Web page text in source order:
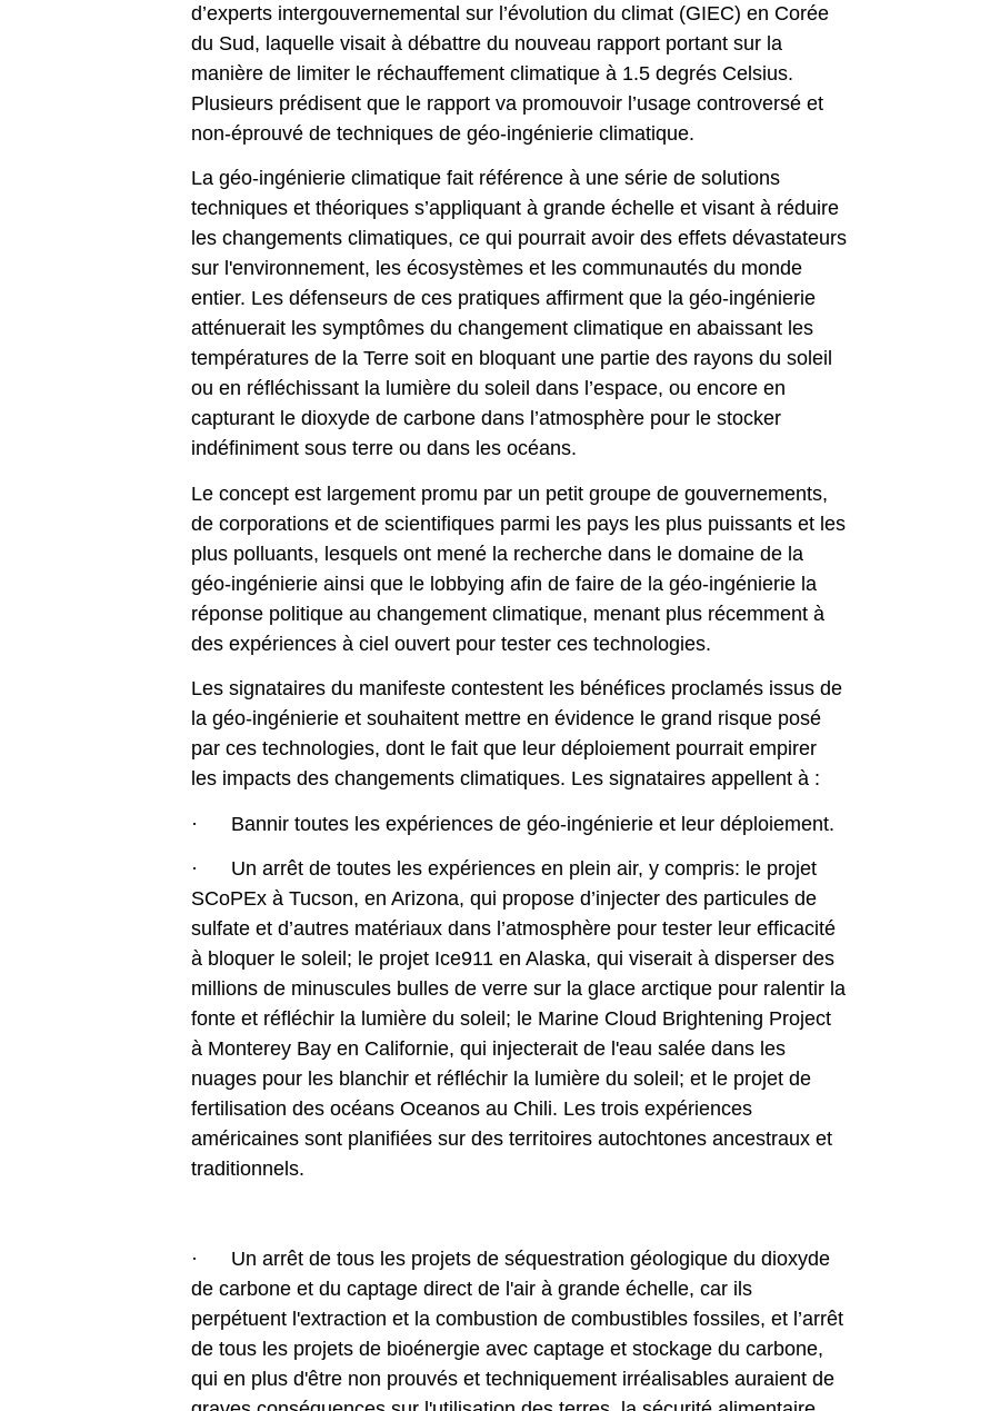
d’experts intergouvernemental sur l’évolution du climat (GIEC) en Corée
du Sud, laquelle visait à débattre du nouveau rapport portant sur la
manière de limiter le réchauffement climatique à 1.5 degrés Celsius.
Plusieurs prédisent que le rapport va promouvoir l’usage controversé et
non-éprouvé de techniques de géo-ingénierie climatique.
La géo-ingénierie climatique fait référence à une série de solutions
techniques et théoriques s’appliquant à grande échelle et visant à réduire
les changements climatiques, ce qui pourrait avoir des effets dévastateurs
sur l'environnement, les écosystèmes et les communautés du monde
entier. Les défenseurs de ces pratiques affirment que la géo-ingénierie
atténuerait les symptômes du changement climatique en abaissant les
températures de la Terre soit en bloquant une partie des rayons du soleil
ou en réfléchissant la lumière du soleil dans l’espace, ou encore en
capturant le dioxyde de carbone dans l’atmosphère pour le stocker
indéfiniment sous terre ou dans les océans.
Le concept est largement promu par un petit groupe de gouvernements,
de corporations et de scientifiques parmi les pays les plus puissants et les
plus polluants, lesquels ont mené la recherche dans le domaine de la
géo-ingénierie ainsi que le lobbying afin de faire de la géo-ingénierie la
réponse politique au changement climatique, menant plus récemment à
des expériences à ciel ouvert pour tester ces technologies.
Les signataires du manifeste contestent les bénéfices proclamés issus de
la géo-ingénierie et souhaitent mettre en évidence le grand risque posé
par ces technologies, dont le fait que leur déploiement pourrait empirer
les impacts des changements climatiques. Les signataires appellent à :
· Bannir toutes les expériences de géo-ingénierie et leur déploiement.
· Un arrêt de toutes les expériences en plein air, y compris: le projet
SCoPEx à Tucson, en Arizona, qui propose d’injecter des particules de
sulfate et d’autres matériaux dans l’atmosphère pour tester leur efficacité
à bloquer le soleil; le projet Ice911 en Alaska, qui viserait à disperser des
millions de minuscules bulles de verre sur la glace arctique pour ralentir la
fonte et réfléchir la lumière du soleil; le Marine Cloud Brightening Project
à Monterey Bay en Californie, qui injecterait de l'eau salée dans les
nuages pour les blanchir et réfléchir la lumière du soleil; et le projet de
fertilisation des océans Oceanos au Chili. Les trois expériences
américaines sont planifiées sur des territoires autochtones ancestraux et
traditionnels.
· Un arrêt de tous les projets de séquestration géologique du dioxyde
de carbone et du captage direct de l'air à grande échelle, car ils
perpétuent l'extraction et la combustion de combustibles fossiles, et l’arrêt
de tous les projets de bioénergie avec captage et stockage du carbone,
qui en plus d'être non prouvés et techniquement irréalisables auraient de